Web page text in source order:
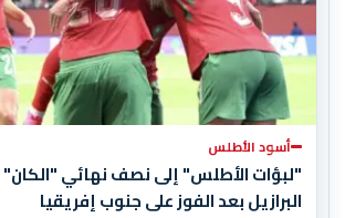
أسود الأطلس
"لبؤات الأطلس" إلى نصف نهائي
البرازيل بعد الفوز على جنوب إفريقيا